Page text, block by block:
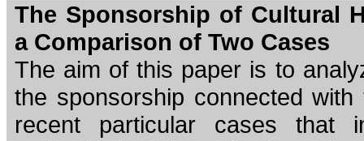
The Sponsorship of Cultural
a Comparison of Two Cases
The aim of this paper is to
the sponsorship connected
recent particular cases that